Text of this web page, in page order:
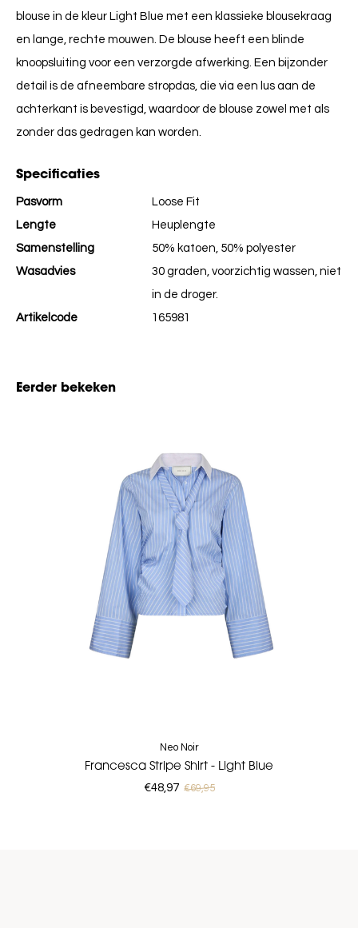
blouse in de kleur Light Blue met een klassieke blousekraag
en lange, rechte mouwen. De blouse heeft een blinde
knoopsluiting voor een verzorgde afwerking. Een bijzonder
detail is de afneembare stropdas, die via een lus aan de
achterkant is bevestigd, waardoor de blouse zowel met als
zonder das gedragen kan worden.
Specificaties
Pasvorm
Loose Fit
Lengte
Heuplengte
Samenstelling
50% katoen, 50% polyester
Wasadvies
30 graden, voorzichtig wassen, niet
in de droger.
Artikelcode
165981
Eerder bekeken
Neo Noir
Francesca Stripe Shirt - Light Blue
€48,97 €69,95